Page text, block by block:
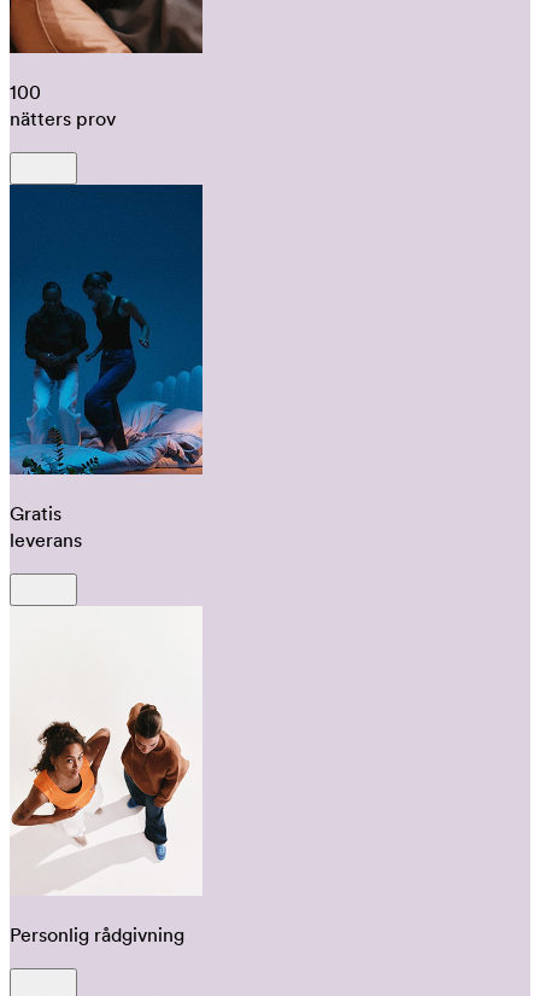
100
nätters prov
Gratis
leverans
Personlig rådgivning